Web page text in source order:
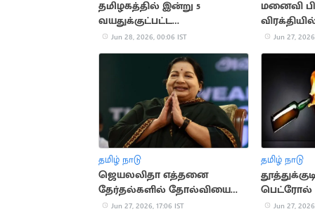
தமிழகத்தில் இன்று 5
வயதுக்குட்பட்ட
குழந்தைகளுக்கு போலியோ
சொட்டு மருந்து
Jun 28, 2026, 00:06 IST
மனைவி
Jun 27,
தமிழ் நாடு
ஜெயலலிதா எத்தனை
தேர்தல்களில் தோல்வியை
தழுவியுள்ளார்?
Jun 27, 2026, 17:06 IST
தமிழ் நாடு
பெட்ரோல்
பரபரப்பு
Jun 27,